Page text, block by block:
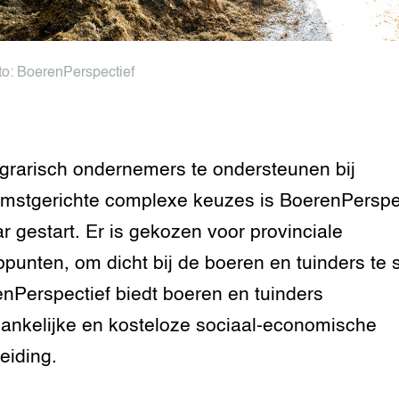
dierenwelzijn: het
omgaan met de
in de
BoerenPerspectief
ondernemers te ondersteunen bij
complexe keuzes is
gestart. Er is gekozen voor provinciale
om dicht bij de boeren en tuinders te
biedt boeren en tuinders
en kosteloze sociaal-economische